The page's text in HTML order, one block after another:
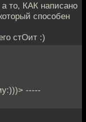
то, КАК написано
способен
стОит :)
-----